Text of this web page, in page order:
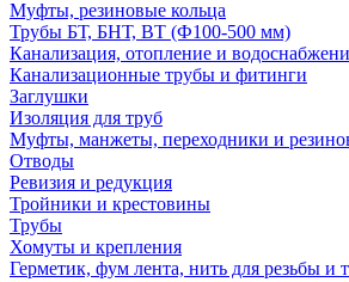
Муфты, резиновые кольца
Трубы БТ, БНТ, ВТ (Ф100-500 мм)
Канализация, отопление и
Канализационные трубы и фитинги
Заглушки
Изоляция для труб
Муфты, манжеты, переходники и
Отводы
Ревизия и редукция
Тройники и крестовины
Трубы
Хомуты и крепления
Герметик, фум лента, нить для резьбы и